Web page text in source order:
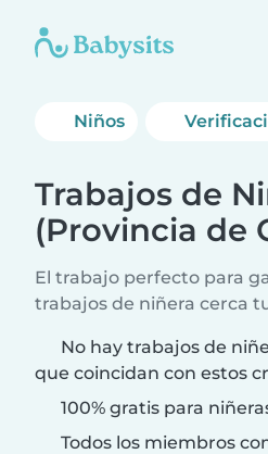
Niños
Trabajos de
(Provincia de
El trabajo perfecto para
trabajos de niñera cerca
No hay trabajos de
que coincidan con estos
100% gratis para
Todos los miembros